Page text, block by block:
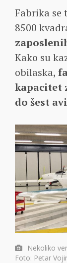
Fabrika se
8500
Kako su
obilaska,
kapacitet
do šest
Nekoliko
Foto: Petar